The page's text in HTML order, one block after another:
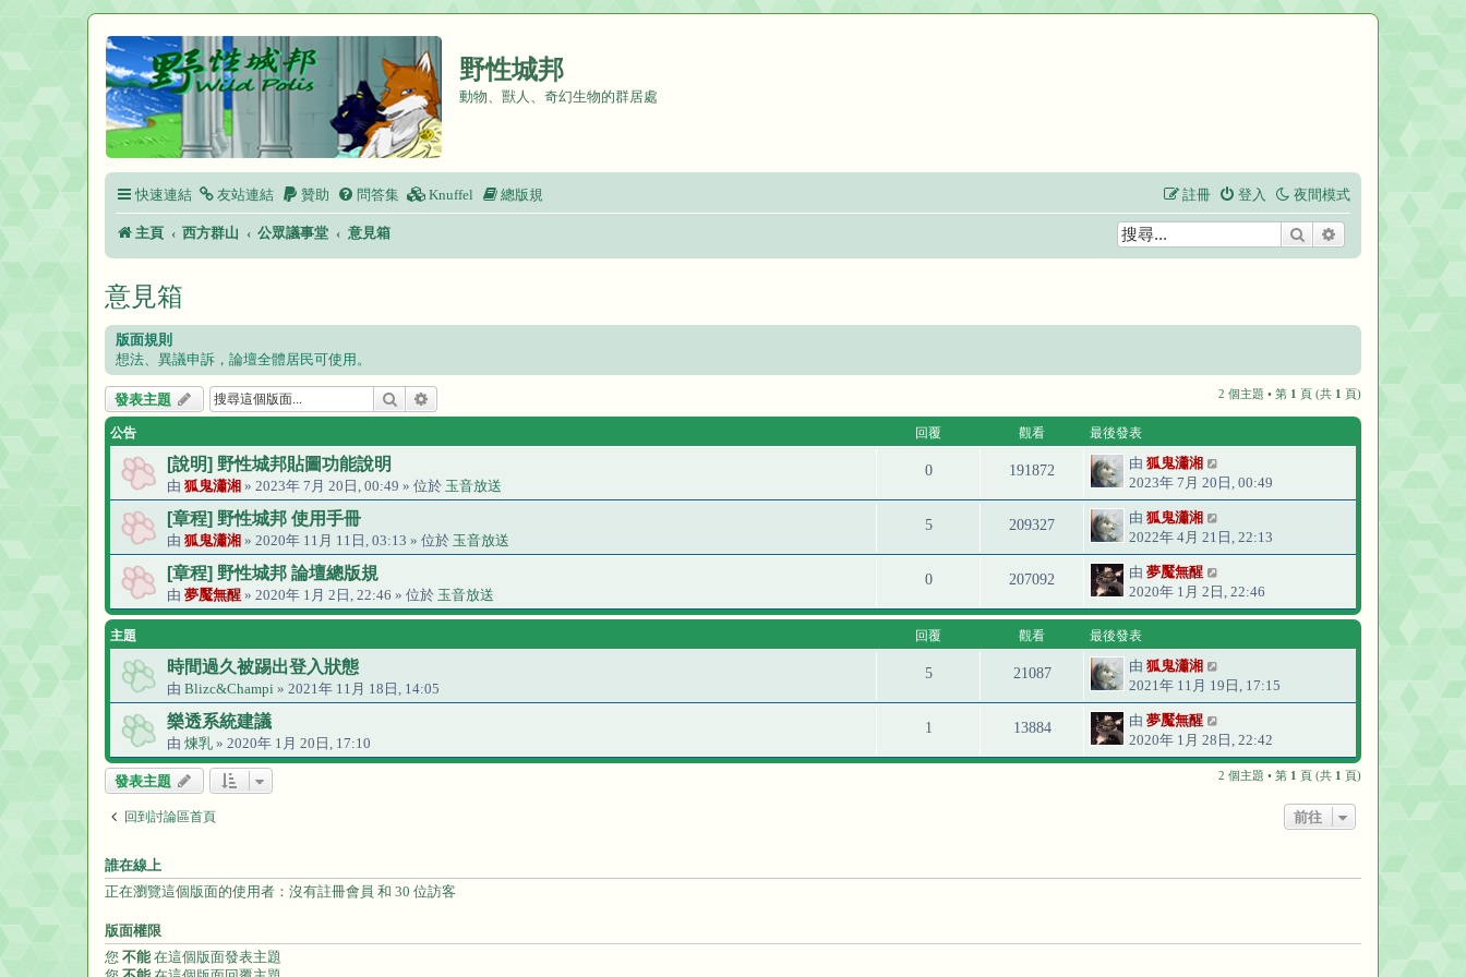
野性城邦
動物、獸人、奇幻生物的群居處
快速連結 夜間模式
友站連結 贊助 問答集 Knuffel 總版規 登入
註冊
主頁 西方群山 公眾議事堂 意見箱 搜尋
意見箱
版面規則
想法、異議申訴，論壇全體居民可使用。
發表主題 搜尋 2 個主題 • 第 1 頁 (共 1 頁)
公告 回覆 觀看 最後發表
[說明] 野性城邦貼圖功能說明
由 狐鬼瀟湘 » 2023年 7月 20日, 00:49 » 位於 玉音放送
0 191872 由 狐鬼瀟湘
2023年 7月 20日, 00:49
[章程] 野性城邦 使用手冊
由 狐鬼瀟湘 » 2020年 11月 11日, 03:13 » 位於 玉音放送
5 209327 由 狐鬼瀟湘
2022年 4月 21日, 22:13
[章程] 野性城邦 論壇總版規
由 夢魘無醒 » 2020年 1月 2日, 22:46 » 位於 玉音放送
0 207092 由 夢魘無醒
2020年 1月 2日, 22:46
主題 回覆 觀看 最後發表
時間過久被踢出登入狀態
由 Blizc&Champi » 2021年 11月 18日, 14:05
5 21087 由 狐鬼瀟湘
2021年 11月 19日, 17:15
樂透系統建議
由 煉乳 » 2020年 1月 20日, 17:10
1 13884 由 夢魘無醒
2020年 1月 28日, 22:42
發表主題 2 個主題 • 第 1 頁 (共 1 頁)
回到討論區首頁 前往
誰在線上
正在瀏覽這個版面的使用者：沒有註冊會員 和 30 位訪客
版面權限
您 不能 在這個版面發表主題